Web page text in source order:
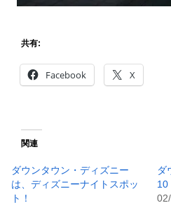
共有:
Facebook X
関連
ダウンタウン・ディズニー
は、ディズニーナイトスポッ
ト！
ダ
10